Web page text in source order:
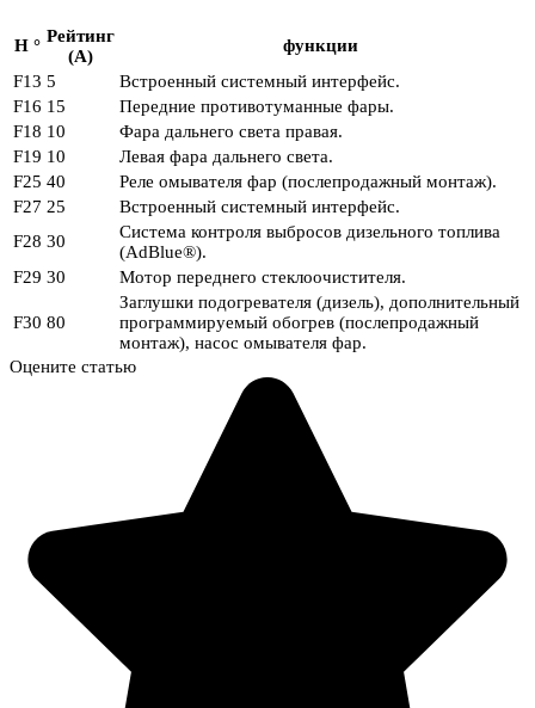
Н ° Рейтинг
(А)
функции
F13 5
Встроенный системный интерфейс.
F16 15
Передние противотуманные фары.
F18 10
Фара дальнего света правая.
F19 10
Левая фара дальнего света.
F25 40
Реле омывателя фар (послепродажный монтаж).
F27 25
Встроенный системный интерфейс.
F28 30
Система контроля выбросов дизельного топлива
(AdBlue®).
F29 30 Мотор переднего стеклоочистителя.
F30 80
Заглушки подогревателя (дизель), дополнительный
программируемый обогрев (послепродажный
монтаж), насос омывателя фар.
Оцените статью